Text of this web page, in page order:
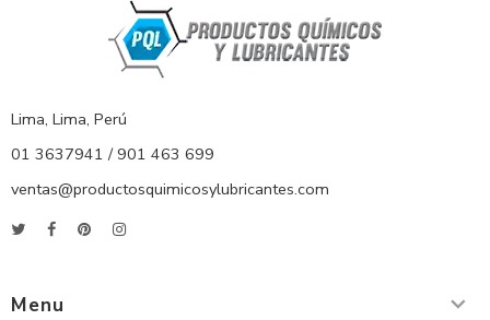
Lima, Lima, Perú
01 3637941 / 901 463 699
ventas@productosquimicosylubricantes.com
Menu